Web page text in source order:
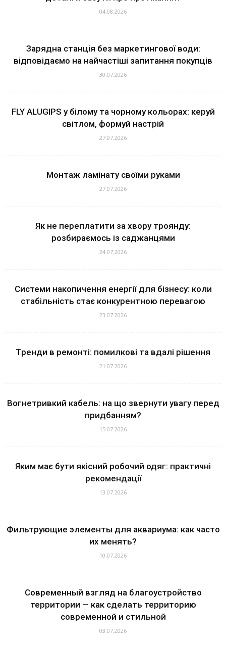
04.08.2026
Зарядна станція без маркетингової води:
відповідаємо на найчастіші запитання покупців
30.07.2026
FLY ALUGIPS у білому та чорному кольорах: керуй
світлом, формуй настрій
27.07.2026
Монтаж ламінату своїми руками
27.07.2026
Як не переплатити за хвору троянду:
розбираємось із саджанцями
24.07.2026
Системи накопичення енергії для бізнесу: коли
стабільність стає конкурентною перевагою
23.07.2026
Тренди в ремонті: помилкові та вдалі рішення
21.07.2026
Вогнетривкий кабель: на що звернути увагу перед
придбанням?
15.07.2026
Яким має бути якісний робочий одяг: практичні
рекомендації
13.07.2026
Фильтрующие элементы для аквариума: как часто
их менять?
10.07.2026
Современный взгляд на благоустройство
территории — как сделать территорию
современной и стильной
03.07.2026